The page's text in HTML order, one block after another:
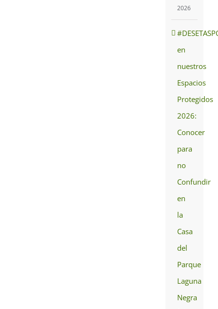
2026
en
nuestros
Espacios
Protegidos
2026:
Conocer
para
no
Confundir
en
la
Casa
del
Parque
Laguna
Negra